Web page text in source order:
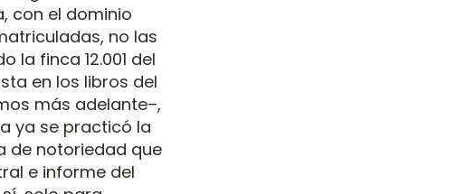
con el dominio
no las
la finca 12.001 del
en los libros del
más adelante–,
ya se practicó la
de notoriedad que
e informe del